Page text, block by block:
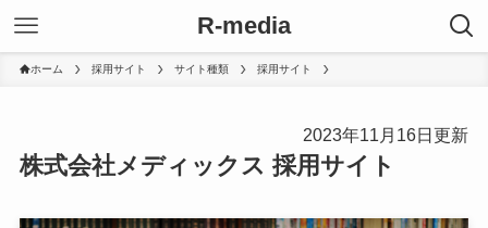
R-media
ホーム 採用サイト サイト種類 採用サイト
2023年11月16日更新
株式会社メディックス 採用サイト